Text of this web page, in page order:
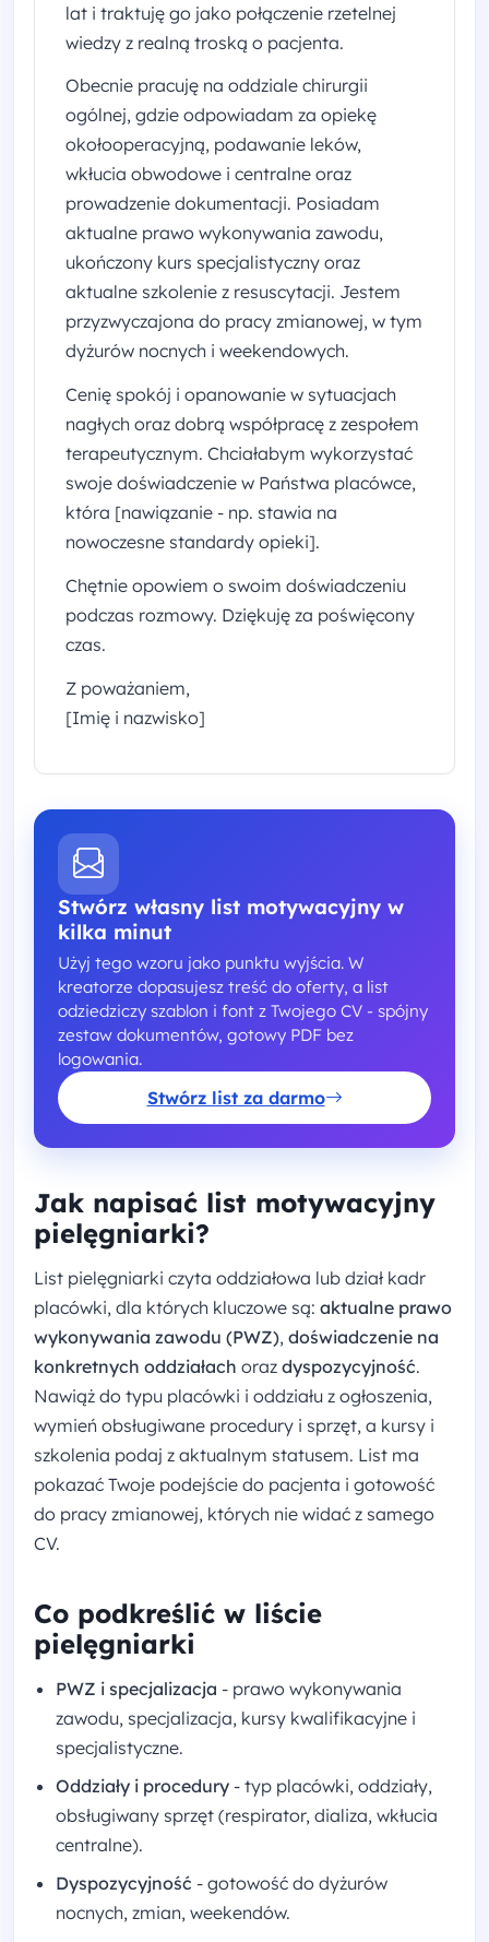
lat i traktuję go jako połączenie rzetelnej
wiedzy z realną troską o pacjenta.
Obecnie pracuję na oddziale chirurgii
ogólnej, gdzie odpowiadam za opiekę
okołooperacyjną, podawanie leków,
wkłucia obwodowe i centralne oraz
prowadzenie dokumentacji. Posiadam
aktualne prawo wykonywania zawodu,
ukończony kurs specjalistyczny oraz
aktualne szkolenie z resuscytacji. Jestem
przyzwyczajona do pracy zmianowej, w tym
dyżurów nocnych i weekendowych.
Cenię spokój i opanowanie w sytuacjach
nagłych oraz dobrą współpracę z zespołem
terapeutycznym. Chciałabym wykorzystać
swoje doświadczenie w Państwa placówce,
która [nawiązanie - np. stawia na
nowoczesne standardy opieki].
Chętnie opowiem o swoim doświadczeniu
podczas rozmowy. Dziękuję za poświęcony
czas.
Z poważaniem,
[Imię i nazwisko]
Stwórz własny list motywacyjny w
kilka minut
Użyj tego wzoru jako punktu wyjścia. W
kreatorze dopasujesz treść do oferty, a list
odziedziczy szablon i font z Twojego CV - spójny
zestaw dokumentów, gotowy PDF bez
logowania.
Stwórz list za darmo
Jak napisać list motywacyjny
pielęgniarki?
List pielęgniarki czyta oddziałowa lub dział kadr
placówki, dla których kluczowe są: aktualne prawo
wykonywania zawodu (PWZ), doświadczenie na
konkretnych oddziałach oraz dyspozycyjność.
Nawiąż do typu placówki i oddziału z ogłoszenia,
wymień obsługiwane procedury i sprzęt, a kursy i
szkolenia podaj z aktualnym statusem. List ma
pokazać Twoje podejście do pacjenta i gotowość
do pracy zmianowej, których nie widać z samego
CV.
Co podkreślić w liście
pielęgniarki
PWZ i specjalizacja - prawo wykonywania
zawodu, specjalizacja, kursy kwalifikacyjne i
specjalistyczne.
Oddziały i procedury - typ placówki, oddziały,
obsługiwany sprzęt (respirator, dializa, wkłucia
centralne).
Dyspozycyjność - gotowość do dyżurów
nocnych, zmian, weekendów.